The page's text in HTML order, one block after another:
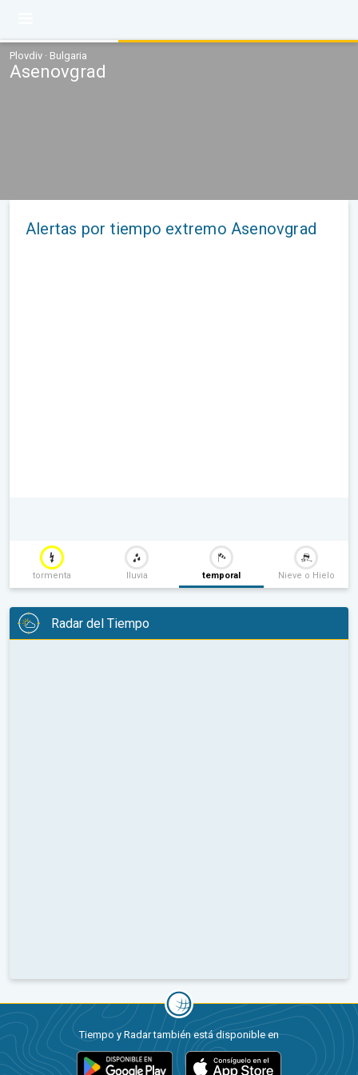
Plovdiv · Bulgaria
Asenovgrad
Alertas por tiempo extremo Asenovgrad
tormenta lluvia temporal Nieve o Hielo
Radar del Tiempo
Tiempo y Radar también está disponible en